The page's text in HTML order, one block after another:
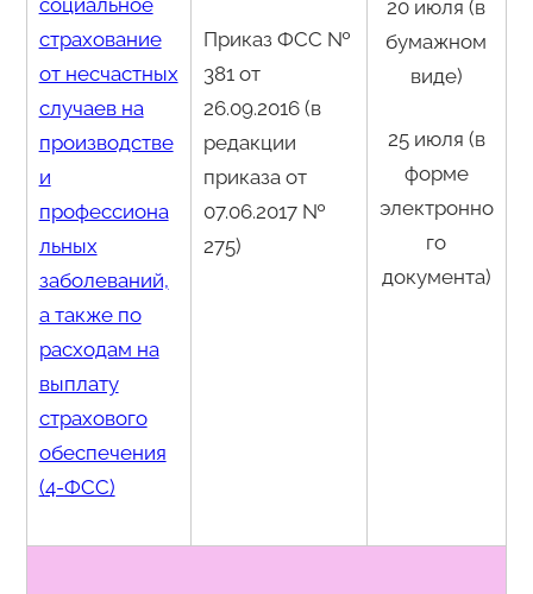
социальное
страхование
от несчастных
случаев на
производстве
и
профессиона
льных
заболеваний,
а также по
расходам на
выплату
страхового
обеспечения
(4-ФСС)
Приказ ФСС №
381 от
26.09.2016 (в
редакции
приказа от
07.06.2017 №
275)
20 июля (в
бумажном
виде)
25 июля (в
форме
электронно
го
документа)